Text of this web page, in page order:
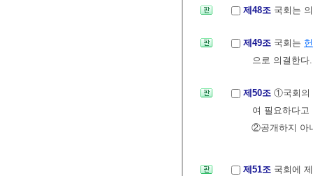
제48조 국회는
제49조 국회는
으로 의결한
제50조 ①국회의
여 필요하다
②공개하지 아
제51조 국회에